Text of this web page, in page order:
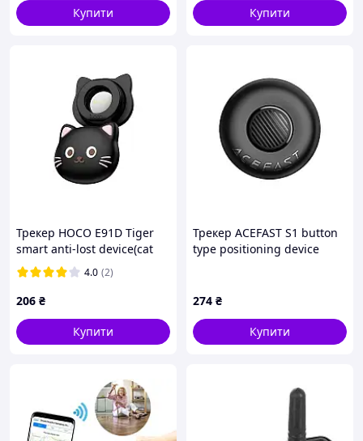
Купити Купити
Трекер HOCO E91D Tiger
smart anti-lost device(cat
collar type) Чорний
4.0 (2)
206 ₴
Купити
Трекер ACEFAST S1 button
type positioning device
274 ₴
Купити